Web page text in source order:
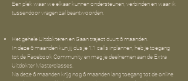
Een plek waar we elkaar kunnen ondersteunen, verbinden en waar ik
tussendoor vragen zal beantwoorden.
Het gehele Uitdokteren en Gaan traject duurt 6 maanden.
In deze 6 maanden kun jij dus je 1:1 calls inplannen, heb je toegang
tot de Facebook Community en mag je deelnemen aan de Extra
Uitdokter Masterclasses.
Na deze 6 maanden krijg nog 6 maanden lang toegang tot de online